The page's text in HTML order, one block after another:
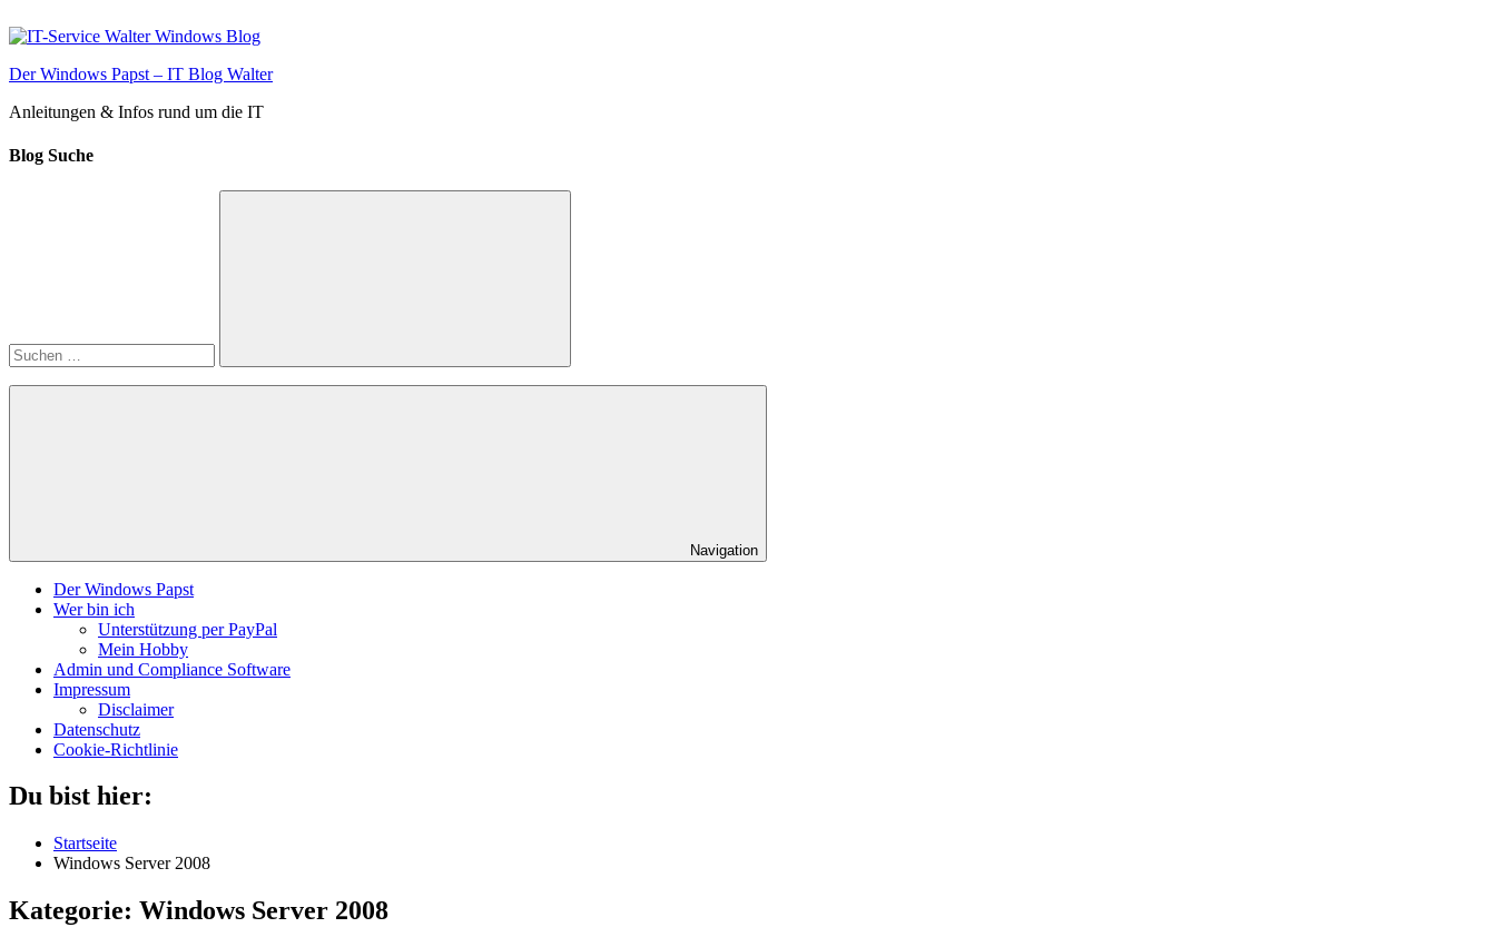
Inhalt
Der Windows Papst – IT Blog Walter
Anleitungen & Infos rund um die IT
Blog Suche
Suchen
Navigation
Der Windows Papst
Wer bin ich
Unterstützung per PayPal
Mein Hobby
Admin und Compliance Software
Impressum
Disclaimer
Datenschutz
Cookie-Richtlinie
Du bist hier:
Startseite
Windows Server 2008
Kategorie: Windows Server 2008